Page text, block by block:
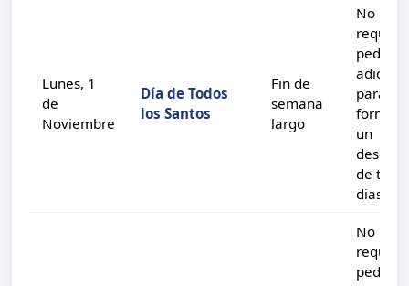
Lunes, 1
de
Noviembre
Día de Todos
los Santos
Fin de
semana
largo
No
pedir
para
formar
un
de tres
dias.
No
pedir